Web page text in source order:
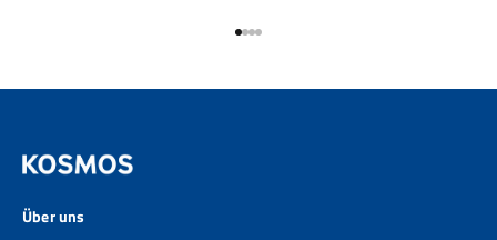
Gehe zu Element 1
Gehe zu Element 2
Gehe zu Element 3
Gehe zu Element 4
Über uns